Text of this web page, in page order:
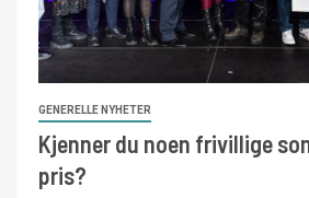
GENERELLE NYHETER
Kjenner du noen frivillige
pris?